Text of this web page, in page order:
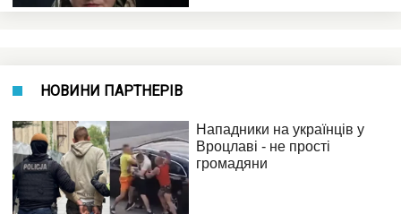
НОВИНИ ПАРТНЕРІВ